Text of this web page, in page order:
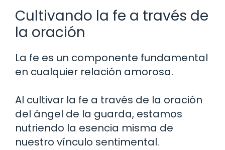
Cultivando la fe a través de
la oración
La fe es un componente fundamental
en cualquier relación amorosa.
Al cultivar la fe a través de la oración
del ángel de la guarda, estamos
nutriendo la esencia misma de
nuestro vínculo sentimental.